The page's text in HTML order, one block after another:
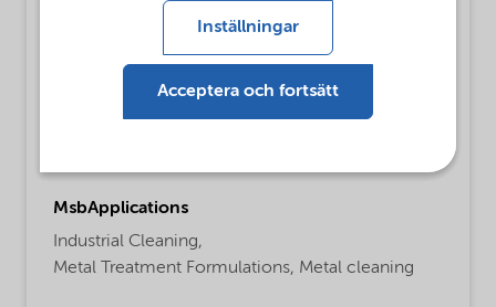
Cleaning formulations, coupling / dispersing
ProductFunctions
MsbApplications
Industrial Cleaning,
Metal Treatment Formulations, Metal cleaning
Inställningar
Acceptera och fortsätt